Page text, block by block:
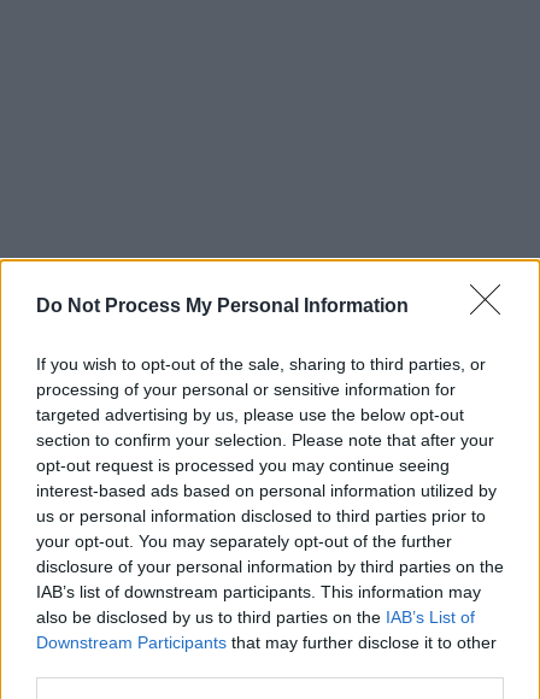
Do Not Process My Personal Information
If you wish to opt-out of the sale, sharing to third parties, or
processing of your personal or sensitive information for
targeted advertising by us, please use the below opt-out
section to confirm your selection. Please note that after your
opt-out request is processed you may continue seeing
interest-based ads based on personal information utilized by
us or personal information disclosed to third parties prior to
your opt-out. You may separately opt-out of the further
disclosure of your personal information by third parties on the
IAB’s list of downstream participants. This information may
also be disclosed by us to third parties on the IAB’s List of
Downstream Participants that may further disclose it to other
Βίντεο - ντοκουμέντο: Έφυγαν από τη
Μητρόπολη και χτυπήθηκαν από
Στη δίνη της βίας τοΣουδάνκαι η αγωνία
κορυφώνεται, με τις άγριες μάχεςνα
μαίνονται στους δρόμους. Στοκεντρικό
δελτίο ειδήσεωντου OPENπαρουσιάστηκε
ένα βίντεο – ντοκουμέντο μετις στιγμές
λίγο πριν από τοντραυματισμότων δύο
Ελλήνων.
Στοβίντεο – ντοκουμέντο το οποίο έχουν